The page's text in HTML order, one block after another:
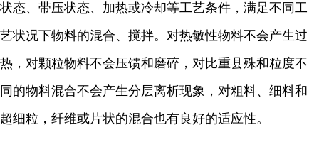
状态、带压状态、加热或冷却等工艺条件，满足不同工
艺状况下物料的混合、搅拌。对热敏性物料不会产生过
热，对颗粒物料不会压馈和磨碎，对比重县殊和粒度不
同的物料混合不会产生分层离析现象，对粗料、细料和
超细粒，纤维或片状的混合也有良好的适应性。